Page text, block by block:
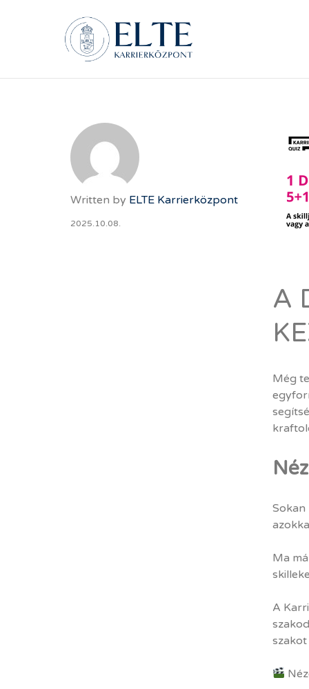
ELTE
Written by ELTE Karrierközpont
2025.10.08.
A
Még
Sokan
Ma
A
szakot